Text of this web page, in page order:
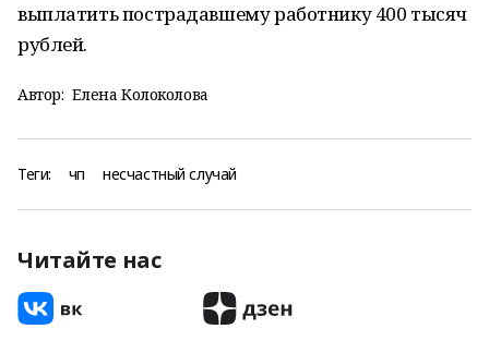
выплатить пострадавшему работнику 400 тысяч
рублей.
Автор: Елена Колоколова
Теги: чп несчастный случай
Читайте нас